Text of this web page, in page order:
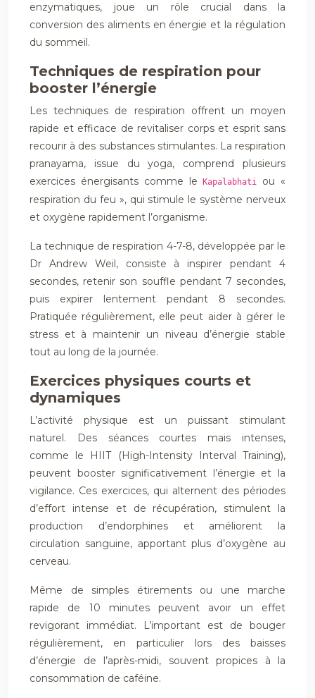
enzymatiques, joue un rôle crucial dans la
conversion des aliments en énergie et la régulation
du sommeil.
Techniques de respiration pour
booster l’énergie
Les techniques de respiration offrent un moyen
rapide et efficace de revitaliser corps et esprit sans
recourir à des substances stimulantes. La respiration
pranayama, issue du yoga, comprend plusieurs
exercices énergisants comme leKapalabhati
ou «
respiration du feu », qui stimule le système nerveux
et oxygène rapidement l’organisme.
La technique de respiration 4-7-8, développée par le
Dr Andrew Weil, consiste à inspirer pendant 4
secondes, retenir son souffle pendant 7 secondes,
puis expirer lentement pendant 8 secondes.
Pratiquée régulièrement, elle peut aider à gérer le
stress et à maintenir un niveau d’énergie stable
tout au long de la journée.
Exercices physiques courts et
dynamiques
L’activité physique est un puissant stimulant
naturel. Des séances courtes mais intenses,
comme le HIIT (High-Intensity Interval Training),
peuvent booster significativement l’énergie et la
vigilance. Ces exercices, qui alternent des périodes
d’effort intense et de récupération, stimulent la
production d’endorphines et améliorent la
circulation sanguine, apportant plus d’oxygène au
cerveau.
Même de simples étirements ou une marche
rapide de 10 minutes peuvent avoir un effet
revigorant immédiat. L’important est de bouger
régulièrement, en particulier lors des baisses
d’énergie de l’après-midi, souvent propices à la
consommation de caféine.